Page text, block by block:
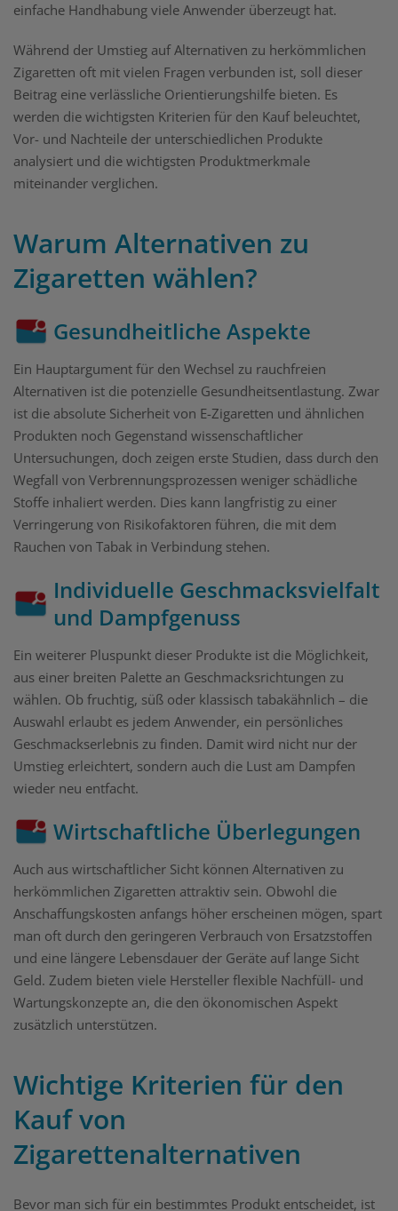
einfache Handhabung viele Anwender überzeugt hat.
Während der Umstieg auf Alternativen zu herkömmlichen
Zigaretten oft mit vielen Fragen verbunden ist, soll dieser
Beitrag eine verlässliche Orientierungshilfe bieten. Es
werden die wichtigsten Kriterien für den Kauf beleuchtet,
Vor- und Nachteile der unterschiedlichen Produkte
analysiert und die wichtigsten Produktmerkmale
miteinander verglichen.
Warum Alternativen zu
Zigaretten wählen?
Gesundheitliche Aspekte
Ein Hauptargument für den Wechsel zu rauchfreien
Alternativen ist die potenzielle Gesundheitsentlastung. Zwar
ist die absolute Sicherheit von E-Zigaretten und ähnlichen
Produkten noch Gegenstand wissenschaftlicher
Untersuchungen, doch zeigen erste Studien, dass durch den
Wegfall von Verbrennungsprozessen weniger schädliche
Stoffe inhaliert werden. Dies kann langfristig zu einer
Verringerung von Risikofaktoren führen, die mit dem
Rauchen von Tabak in Verbindung stehen.
Individuelle Geschmacksvielfalt
und Dampfgenuss
Ein weiterer Pluspunkt dieser Produkte ist die Möglichkeit,
aus einer breiten Palette an Geschmacksrichtungen zu
wählen. Ob fruchtig, süß oder klassisch tabakähnlich – die
Auswahl erlaubt es jedem Anwender, ein persönliches
Geschmackserlebnis zu finden. Damit wird nicht nur der
Umstieg erleichtert, sondern auch die Lust am Dampfen
wieder neu entfacht.
Wirtschaftliche Überlegungen
Auch aus wirtschaftlicher Sicht können Alternativen zu
herkömmlichen Zigaretten attraktiv sein. Obwohl die
Anschaffungskosten anfangs höher erscheinen mögen, spart
man oft durch den geringeren Verbrauch von Ersatzstoffen
und eine längere Lebensdauer der Geräte auf lange Sicht
Geld. Zudem bieten viele Hersteller flexible Nachfüll- und
Wartungskonzepte an, die den ökonomischen Aspekt
zusätzlich unterstützen.
Wichtige Kriterien für den
Kauf von
Zigarettenalternativen
Bevor man sich für ein bestimmtes Produkt entscheidet, ist